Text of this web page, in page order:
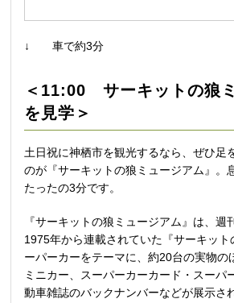
↓ 車で約3分
＜11:00 サーキットの狼
を見学＞
土日祝に神栖市を観光するなら、ぜひ足
のが『サーキットの狼ミュージアム』。
たったの3分です。
『サーキットの狼ミュージアム』は、週
1975年から連載されていた『サーキット
ーパーカーをテーマに、約20台の実物の
ミニカー、スーパーカーカード・スーパ
動車雑誌のバックナンバーなどが展示さ